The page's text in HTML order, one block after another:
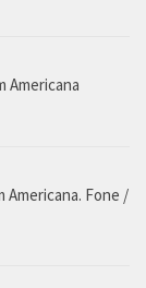
Americana
Americana. Fone /